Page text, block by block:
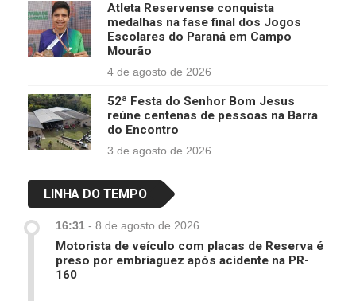
Atleta Reservense conquista
medalhas na fase final dos Jogos
Escolares do Paraná em Campo
Mourão
4 de agosto de 2026
52ª Festa do Senhor Bom Jesus
reúne centenas de pessoas na Barra
do Encontro
3 de agosto de 2026
LINHA DO TEMPO
16:31 - 8 de agosto de 2026
Motorista de veículo com placas de Reserva é
preso por embriaguez após acidente na PR-
160